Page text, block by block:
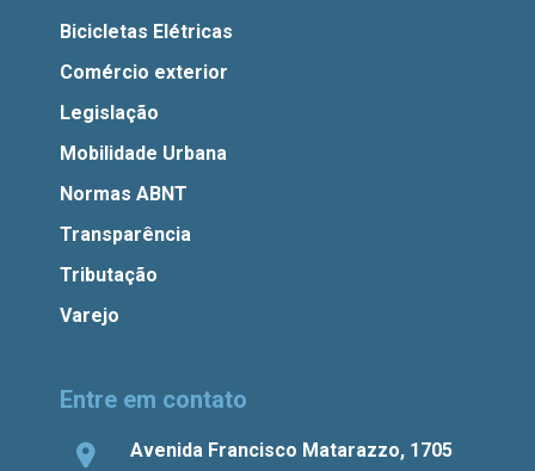
Bicicletas Elétricas
Comércio exterior
Legislação
Mobilidade Urbana
Normas ABNT
Transparência
Tributação
Varejo
Entre em contato
Avenida Francisco Matarazzo, 1705